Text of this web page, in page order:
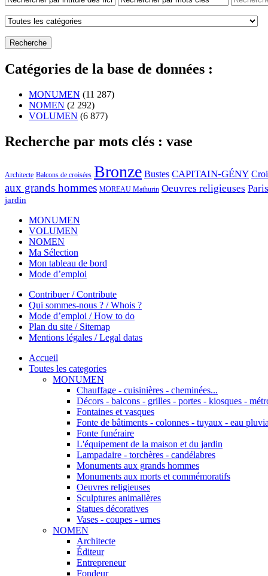
Catégories de la base de données :
MONUMEN (11 287)
NOMEN (2 292)
VOLUMEN (6 877)
Recherche par mots clés : vase
Architecte Balcons de croisées Bronze Bustes CAPITAIN-GÉNY
aux grands hommes MOREAU Mathurin Oeuvres religieuses
jardin
MONUMEN
VOLUMEN
NOMEN
Ma Sélection
Mon tableau de bord
Mode d’emploi
Contribuer / Contribute
Qui sommes-nous ? / Whois ?
Mode d’emploi / How to do
Plan du site / Sitemap
Mentions légales / Legal datas
Accueil
Toutes les categories
MONUMEN
Chauffage - cuisinières - cheminées...
Décors - balcons - grilles - portes - kiosques -
Fontaines et vasques
Fonte de bâtiments - colonnes - tuyaux - eau
Fonte funéraire
L'équipement de la maison et du jardin
Lampadaire - torchères - candélabres
Monuments aux grands hommes
Monuments aux morts et commémoratifs
Oeuvres religieuses
Sculptures animalières
Statues décoratives
Vases - coupes - urnes
NOMEN
Architecte
Éditeur
Entrepreneur
Fondeur